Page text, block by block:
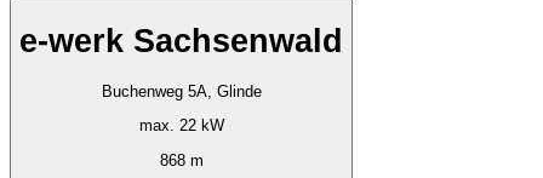
e-werk Sachsenwald
Buchenweg 5A, Glinde
max. 22 kW
868 m